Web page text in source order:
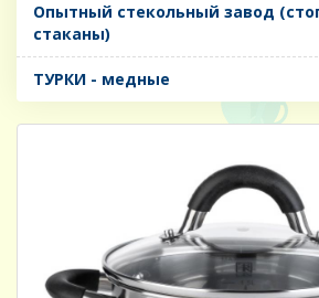
Опытный стекольный завод
стаканы)
ТУРКИ - медные